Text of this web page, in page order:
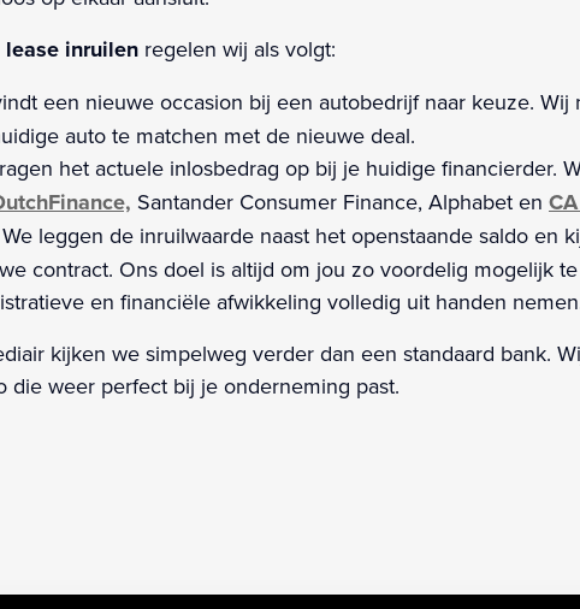
inruilen regelen wij als volgt:
een nieuwe occasion bij een autobedrijf naar keuze.
auto te matchen met de nieuwe deal.
het actuele inlosbedrag op bij je huidige financierder.
Santander Consumer Finance, Alphabet en
We leggen de inruilwaarde naast het openstaande saldo en
contract. Ons doel is altijd om jou zo voordelig mogelijk
en financiële afwikkeling volledig uit handen
kijken we simpelweg verder dan een standaard bank.
die weer perfect bij je onderneming past.